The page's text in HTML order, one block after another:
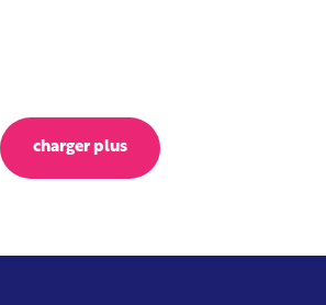
charger plus